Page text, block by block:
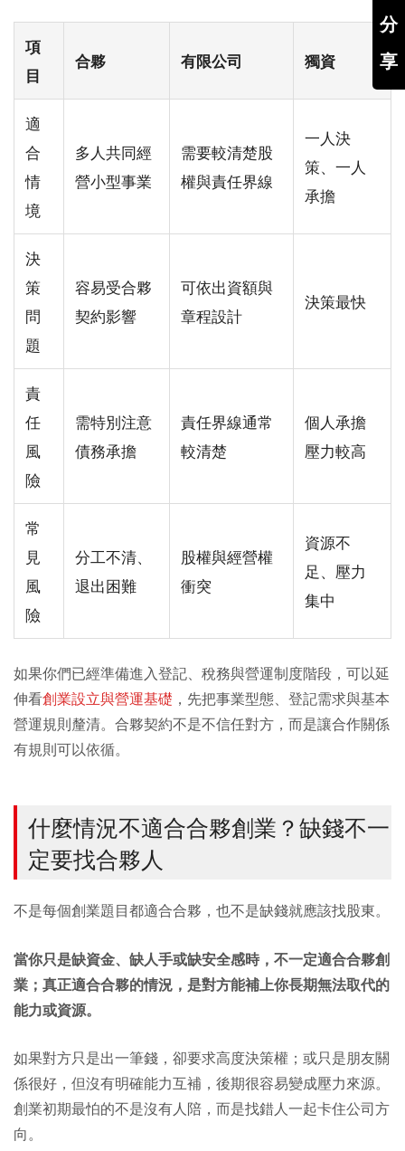
項
目
合夥 有限公司 獨資
適
合
情
境
多人共同經
營小型事業
需要較清楚股
權與責任界線
一人決
策、一人
承擔
決
策
問
題
容易受合夥
契約影響
可依出資額與
章程設計
決策最快
責
任
風
險
需特別注意
債務承擔
責任界線通常
較清楚
個人承擔
壓力較高
常
見
風
險
分工不清、
退出困難
股權與經營權
衝突
資源不
足、壓力
集中
如果你們已經準備進入登記、稅務與營運制度階段，可以延
伸看創業設立與營運基礎 ，先把事業型態、登記需求與基本
營運規則釐清。合夥契約不是不信任對方，而是讓合作關係
有規則可以依循。
什麼情況不適合合夥創業？缺錢不一
定要找合夥人
不是每個創業題目都適合合夥，也不是缺錢就應該找股東。
當你只是缺資金、缺人手或缺安全感時，不一定適合合夥創
業；真正適合合夥的情況，是對方能補上你長期無法取代的
能力或資源。
如果對方只是出一筆錢，卻要求高度決策權；或只是朋友關
係很好，但沒有明確能力互補，後期很容易變成壓力來源。
創業初期最怕的不是沒有人陪，而是找錯人一起卡住公司方
向。
分
享